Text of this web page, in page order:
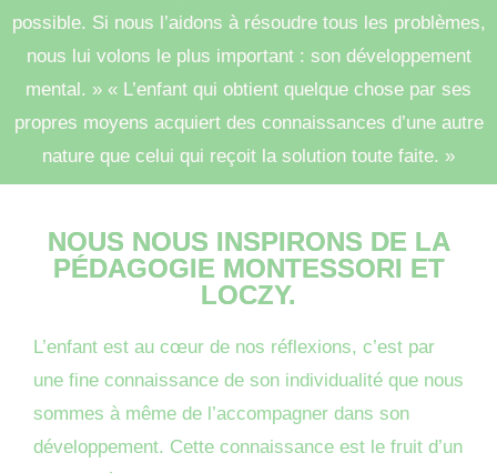
possible. Si nous l’aidons à résoudre tous les problèmes,
nous lui volons le plus important : son développement
mental. » « L’enfant qui obtient quelque chose par ses
propres moyens acquiert des connaissances d’une autre
nature que celui qui reçoit la solution toute faite. »
NOUS NOUS INSPIRONS DE LA
PÉDAGOGIE MONTESSORI ET
LOCZY.
L’enfant est au cœur de nos réflexions, c’est par
une fine connaissance de son individualité que nous
sommes à même de l’accompagner dans son
développement. Cette connaissance est le fruit d’un